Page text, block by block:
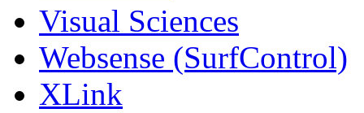
Visual Sciences
Websense (SurfControl)
XLink